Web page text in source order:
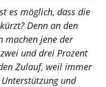
es möglich, dass die
Denn an den
machen jene der
und drei Prozent
Zulauf, weil immer
und